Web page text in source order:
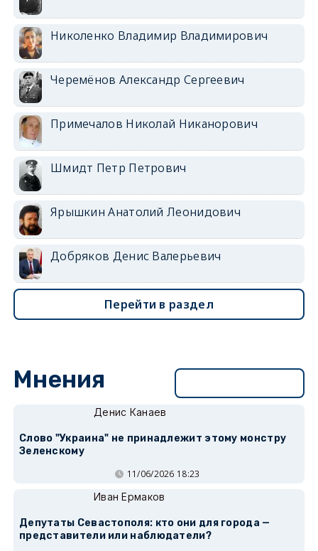
Николенко Владимир Владимирович
Черемёнов Александр Сергеевич
Примечалов Николай Никанорович
Шмидт Петр Петрович
Ярышкин Анатолий Леонидович
Добряков Денис Валерьевич
Перейти в раздел
Мнения
Денис Канаев
Слово "Украина" не принадлежит этому монстру
Зеленскому
11/06/2026 18:23
Иван Ермаков
Депутаты Севастополя: кто они для города —
представители или наблюдатели?